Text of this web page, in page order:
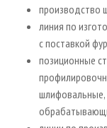
производство
линия по
с поставкой
позиционные
шлифовальные,